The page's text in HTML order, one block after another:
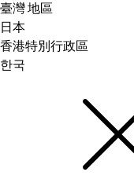
臺灣 地區
日本
香港特別行政區
한국